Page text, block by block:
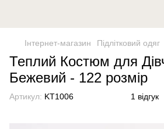
Інтернет-магазин Підлітковий одяг
Теплий Костюм для
Бежевий - 122 розмір
Артикул: KT1006 1 відгук